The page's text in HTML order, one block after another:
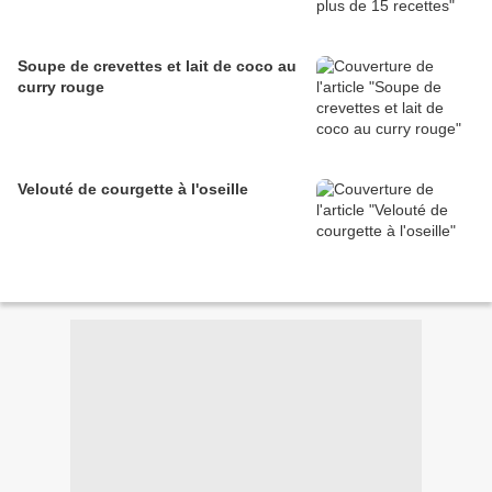
Soupe de crevettes et lait de coco au
curry rouge
Velouté de courgette à l'oseille